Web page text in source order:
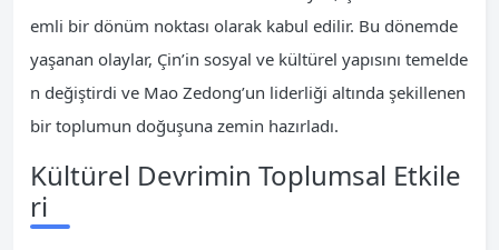
emli bir dönüm noktası olarak kabul edilir. Bu dönemde
yaşanan olaylar, Çin’in sosyal ve kültürel yapısını temelde
n değiştirdi ve Mao Zedong’un liderliği altında şekillenen
bir toplumun doğuşuna zemin hazırladı.
Kültürel Devrimin Toplumsal Etkile
ri